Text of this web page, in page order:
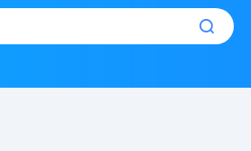
开启全新交互体验